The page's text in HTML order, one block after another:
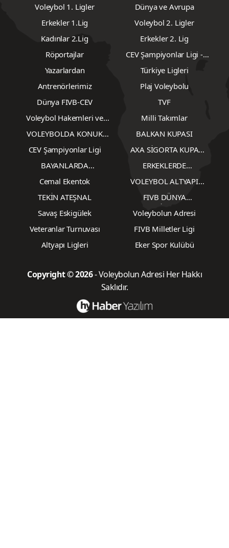
Voleybol 1. Ligler
Dünya ve Avrupa
Erkekler 1.Lig
Voleybol 2. Ligler
Kadınlar 2.Lig
Erkekler 2. Lig
Röportajlar
CEV Şampiyonlar Ligi -
Erkekler
Yazarlardan
Türkiye Ligleri
Antrenörlerimiz
Plaj Voleybolu
Dünya FIVB-CEV
TVF
Voleybol Hakemleri ve
Milli Takımlar
VOLEYBOLDA KONUK
YAZARLAR
BALKAN KUPASI
CEV Şampiyonlar Ligi
AXA SİGORTA KUPA
BAYANLARDA
TRANSFERLER
ERKEKLERDE
Cemal Ekentok
VOLEYBOL ALTYAPI
KARŞILAŞMALARI
TEKİN ATEŞNAL
FIVB DÜNYA
ŞAMPİYONASI
Savaş Eskigülek
Voleybolun Adresi
Veteranlar Turnuvası
FIVB Milletler Ligi
Altyapı Ligleri
Eker Spor Kulübü
Copyright © 2026- Voleybolun Adresi Her Hakkı
Saklıdır.